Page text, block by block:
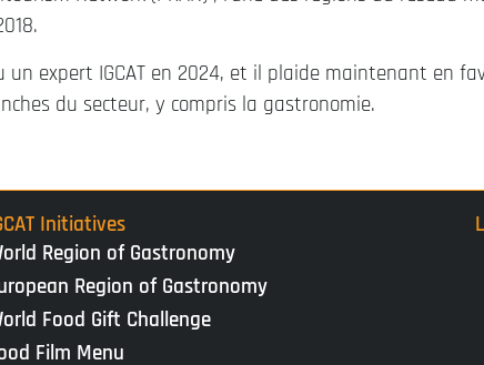
un expert IGCAT en 2024, et il plaide maintenant en
du secteur, y compris la gastronomie.
Initiatives
Region of Gastronomy
Region of Gastronomy
Food Gift Challenge
Film Menu